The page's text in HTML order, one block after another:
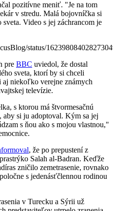
pozitívne meniť. "Je na tom
v stredu. Malá bojovníčka si
sveta. Video s jej záchrancom je
status/
pre BBC uviedol, že dostal
sveta, ktorí by si chceli
niekoľko verejne známych
televízie.
s ktorou má štvormesačnú
si ju adoptoval. Kým sa jej
s ňou ako s mojou vlastnou,"
, že po prepustení z
Salah al-Badran. Keďže
zničilo zemetrasenie, rovnako
s jedenásťčlennou rodinou
v Turecku a Sýrii už